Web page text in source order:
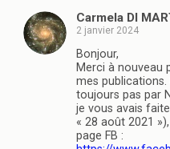
Carmela DI
2 janvier 2024
Bonjour,
Merci à nouveau
mes
toujours pas par
je vous avais
« 28 août 2021
page FB :